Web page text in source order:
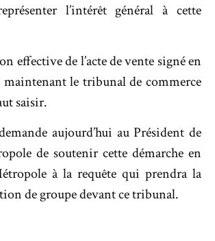
l’intérêt général à cette
effective de l’acte de vente signé en
maintenant le tribunal de commerce
saisir.
aujourd’hui au Président de
de soutenir cette démarche en
à la requête qui prendra la
de groupe devant ce tribunal.